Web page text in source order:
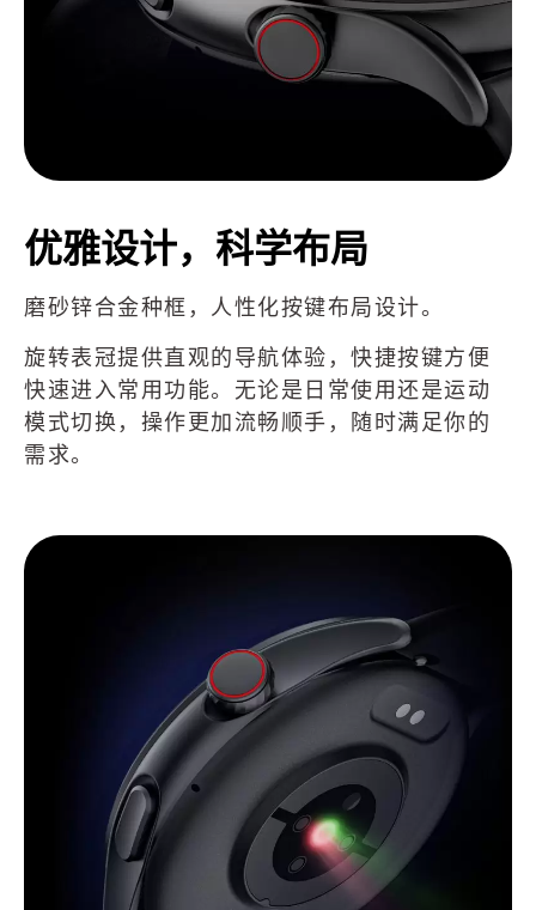
优雅设计，科学布局
磨砂锌合金种框，人性化按键布局设计。
旋转表冠提供直观的导航体验，快捷按键方便
快速进入常用功能。无论是日常使用还是运动
模式切换，操作更加流畅顺手，随时满足你的
需求。